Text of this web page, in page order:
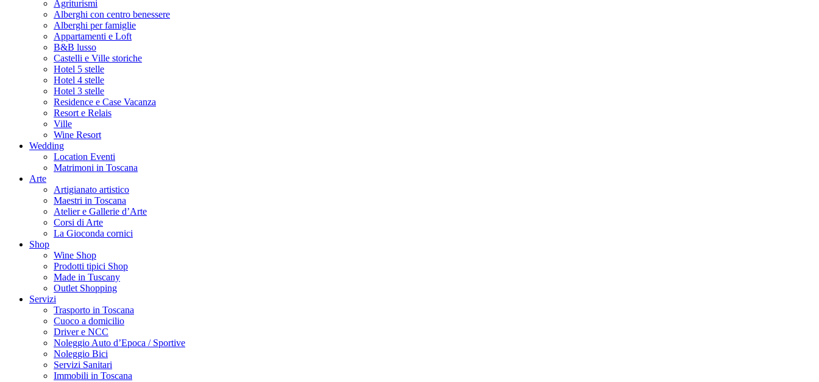
Agriturismi
Alberghi con centro benessere
Alberghi per famiglie
Appartamenti e Loft
B&B lusso
Castelli e Ville storiche
Hotel 5 stelle
Hotel 4 stelle
Hotel 3 stelle
Residence e Case Vacanza
Resort e Relais
Ville
Wine Resort
Wedding
Location Eventi
Matrimoni in Toscana
Arte
Artigianato artistico
Maestri in Toscana
Atelier e Gallerie d’Arte
Corsi di Arte
La Gioconda cornici
Shop
Wine Shop
Prodotti tipici Shop
Made in Tuscany
Outlet Shopping
Servizi
Trasporto in Toscana
Cuoco a domicilio
Driver e NCC
Noleggio Auto d’Epoca / Sportive
Noleggio Bici
Servizi Sanitari
Immobili in Toscana